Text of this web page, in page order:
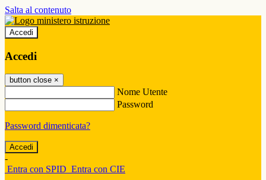
Salta al contenuto
Accedi
Accedi
button close ×
Nome Utente
Password
Password dimenticata?
-
Entra con SPID Entra con CIE